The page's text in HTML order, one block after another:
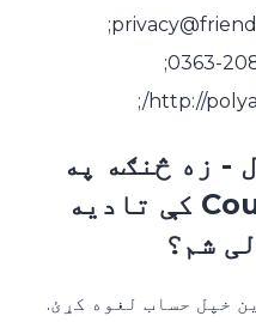
- زه څنګه په
Couplesdating.com کې تادیه
شم؟
خپل حساب لغوه کړئ.